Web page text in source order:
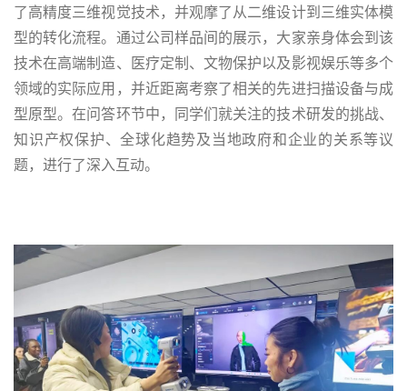
了高精度三维视觉技术，并观摩了从二维设计到三维实体模
型的转化流程。通过公司样品间的展示，大家亲身体会到该
技术在高端制造、医疗定制、文物保护以及影视娱乐等多个
领域的实际应用，并近距离考察了相关的先进扫描设备与成
型原型。在问答环节中，同学们就关注的技术研发的挑战、
知识产权保护、全球化趋势及当地政府和企业的关系等议
题，进行了深入互动。